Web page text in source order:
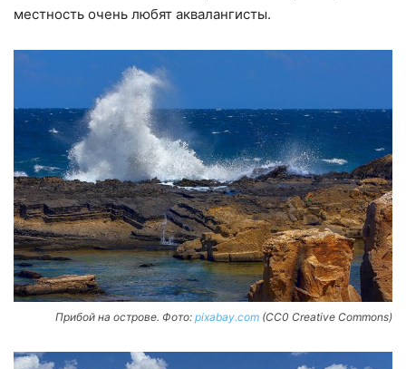
местность очень любят аквалангисты.
Прибой на острове. Фото: pixabay.com (CC0 Creative Commons)